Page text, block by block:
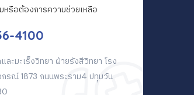
รือต้องการความช่วยเหลือ
4100
ละมะเร็งวิทยา ฝ่ายรังสีวิทยา โรง
รณ์ 1873 ถนนพระราม4 ปทุมวัน